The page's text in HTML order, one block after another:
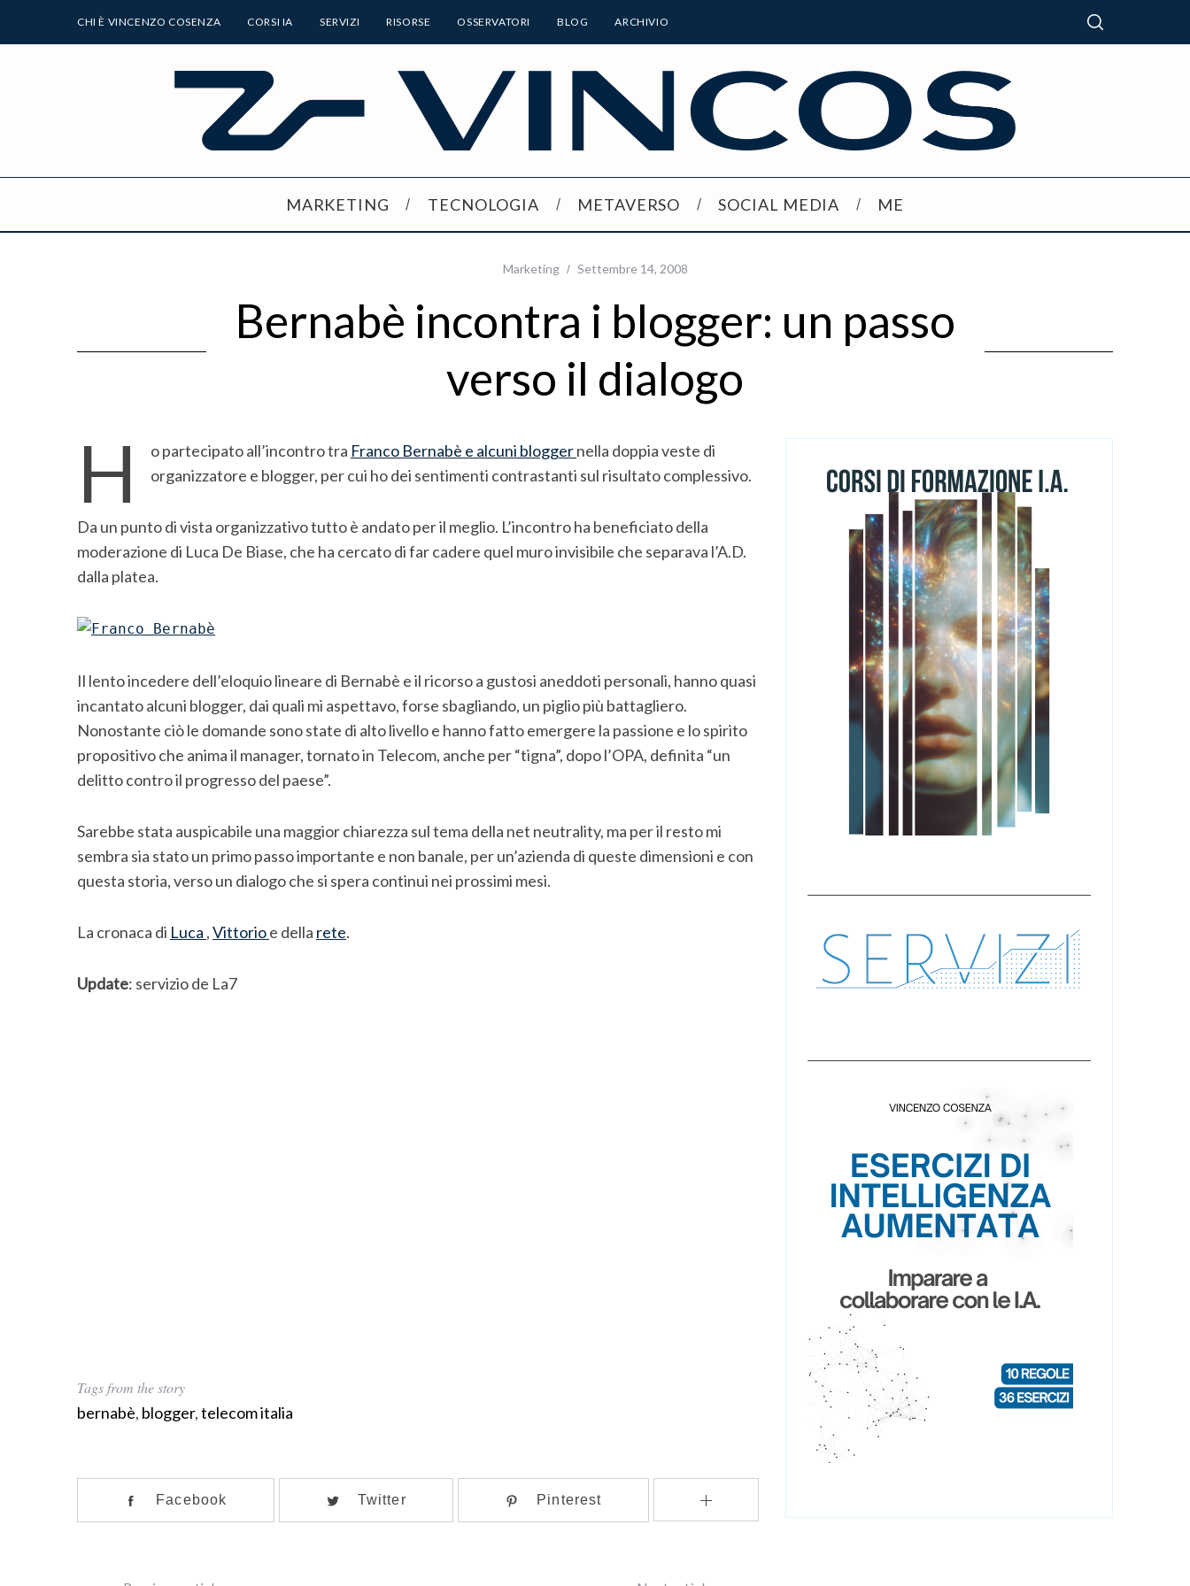
CHI È VINCENZO COSENZA CORSI IA SERVIZI RISORSE OSSERVATORI BLOG ARCHIVIO
MARKETING TECNOLOGIA METAVERSO SOCIAL MEDIA ME
Marketing Settembre 14, 2008
Bernabè incontra i blogger: un passo
verso il dialogo
H o partecipato all’incontro tra Franco Bernabè e alcuni bloggernella doppia veste di
organizzatore e blogger, per cui ho dei sentimenti contrastanti sul risultato complessivo.
Da un punto di vista organizzativo tutto è andato per il meglio. L’incontro ha beneficiato della
moderazione di Luca De Biase, che ha cercato di far cadere quel muro invisibile che separava l’A.D.
dalla platea.
Il lento incedere dell’eloquio lineare di Bernabè e il ricorso a gustosi aneddoti personali, hanno quasi
incantato alcuni blogger, dai quali mi aspettavo, forse sbagliando, un piglio più battagliero.
Nonostante ciò le domande sono state di alto livello e hanno fatto emergere la passione e lo spirito
propositivo che anima il manager, tornato in Telecom, anche per “tigna”, dopo l’OPA, definita “un
delitto contro il progresso del paese”.
Sarebbe stata auspicabile una maggior chiarezza sul tema della net neutrality, ma per il resto mi
sembra sia stato un primo passo importante e non banale, per un’azienda di queste dimensioni e con
questa storia, verso un dialogo che si spera continui nei prossimi mesi.
La cronaca di Luca ,Vittorioe della rete.
Update: servizio de La7
Tags from the story
bernabè, blogger,telecom italia
Facebook Twitter Pinterest
S
r
c
h
r